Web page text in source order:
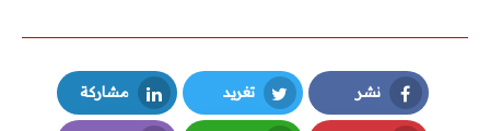
نشر
Facebook
تغريد
Twitter
مشاركة
LinkedIn